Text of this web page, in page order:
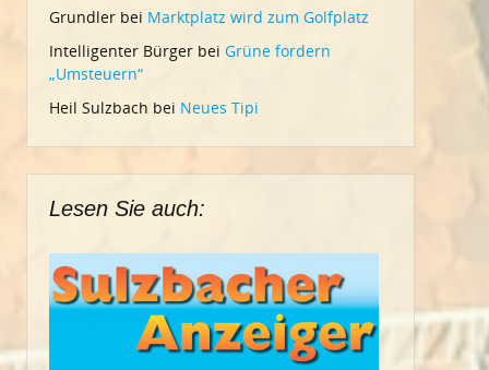
Grundler bei Marktplatz wird zum Golfplatz
Intelligenter Bürger bei Grüne fordern
„Umsteuern“
Heil Sulzbach bei Neues Tipi
Lesen Sie auch: